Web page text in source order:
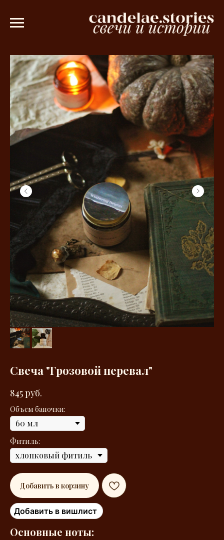
рублей 💫 Ароматическое саше в
Свеча "Грозовой перевал"
845руб.
Объем баночки:
Фитиль:
Добавить в корзину
Добавить в вишлист
Основные ноты: